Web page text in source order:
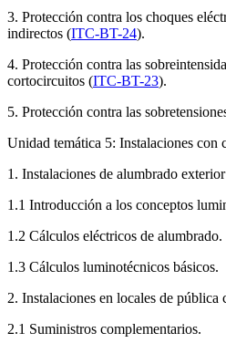
3. Protección contra los choques
indirectos (ITC-BT-24).
4. Protección contra las
cortocircuitos (ITC-BT-23).
5. Protección contra las
Unidad temática 5: Instalaciones con
1. Instalaciones de alumbrado
1.1 Introducción a los conceptos
1.2 Cálculos eléctricos de alumbrado.
1.3 Cálculos luminotécnicos básicos.
2. Instalaciones en locales de pública
2.1 Suministros complementarios.